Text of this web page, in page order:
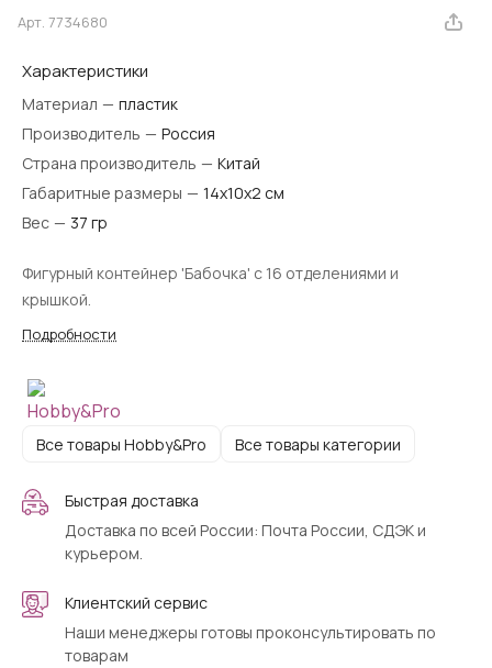
Арт. 7734680
Характеристики
Материал — пластик
Производитель — Россия
Страна производитель — Китай
Габаритные размеры — 14х10х2 см
Вес — 37 гр
Фигурный контейнер 'Бабочка' с 16 отделениями и
крышкой.
Подробности
Все товары Hobby&Pro Все товары категории
Быстрая доставка
Доставка по всей России: Почта России, СДЭК и
курьером.
Клиентский сервис
Наши менеджеры готовы проконсультировать по
товарам